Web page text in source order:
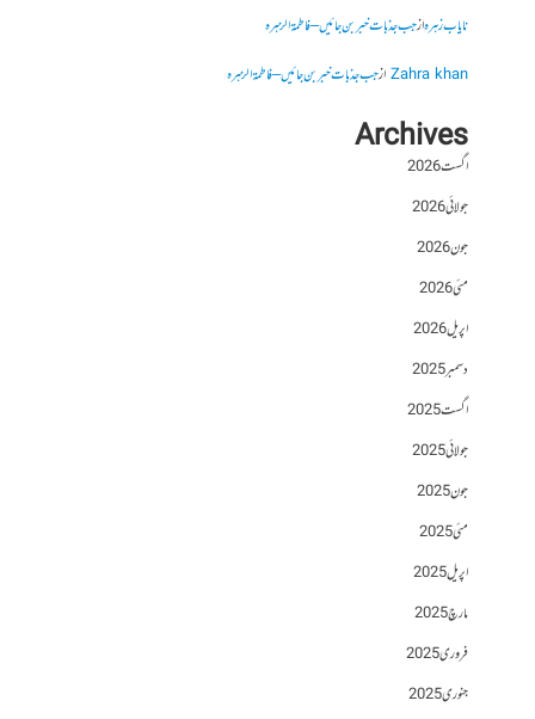
نایاب زہرہازجب جذبات خبر بن جائیں – فاطمۃالزہرہ
Zahra khanازجب جذبات خبر بن جائیں – فاطمۃالزہرہ
Archives
اگست 2026
جولائی 2026
جون 2026
مئی 2026
اپریل 2026
دسمبر 2025
اگست 2025
جولائی 2025
جون 2025
مئی 2025
اپریل 2025
مارچ 2025
فروری 2025
جنوری 2025